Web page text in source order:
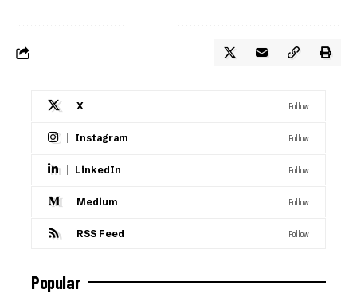
X Follow
Instagram Follow
LinkedIn Follow
Medium Follow
RSS Feed Follow
Popular